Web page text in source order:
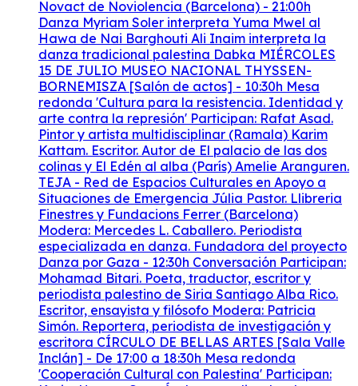
Novact de Noviolencia (Barcelona) - 21:00h
Danza Myriam Soler interpreta Yuma Mwel al
Hawa de Nai Barghouti Ali Inaim interpreta la
danza tradicional palestina Dabka MIÉRCOLES
15 DE JULIO MUSEO NACIONAL THYSSEN-
BORNEMISZA [Salón de actos] - 10:30h Mesa
redonda 'Cultura para la resistencia. Identidad y
arte contra la represión' Participan: Rafat Asad.
Pintor y artista multidisciplinar (Ramala) Karim
Kattam. Escritor. Autor de El palacio de las dos
colinas y El Edén al alba (París) Amelie Aranguren.
TEJA - Red de Espacios Culturales en Apoyo a
Situaciones de Emergencia Júlia Pastor. Llibreria
Finestres y Fundacions Ferrer (Barcelona)
Modera: Mercedes L. Caballero. Periodista
especializada en danza. Fundadora del proyecto
Danza por Gaza - 12:30h Conversación Participan:
Mohamad Bitari. Poeta, traductor, escritor y
periodista palestino de Siria Santiago Alba Rico.
Escritor, ensayista y filósofo Modera: Patricia
Simón. Reportera, periodista de investigación y
escritora CÍRCULO DE BELLAS ARTES [Sala Valle
Inclán] - De 17:00 a 18:30h Mesa redonda
'Cooperación Cultural con Palestina' Participan: